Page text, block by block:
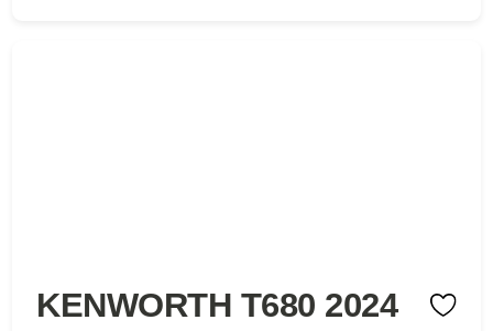
KENWORTH T680 2024